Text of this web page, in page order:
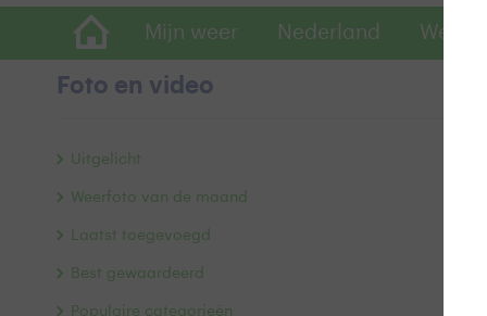
Mijn weer Nederland
Foto en video
Uitgelicht
Weerfoto van de maand
Laatst toegevoegd
Best gewaardeerd
Populaire categorieën